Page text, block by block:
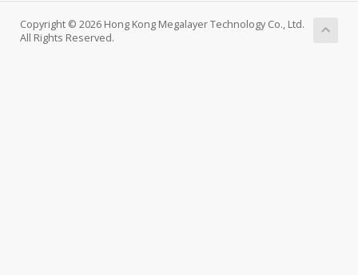
Copyright © 2026 Hong Kong Megalayer Technology Co., Ltd.
All Rights Reserved.